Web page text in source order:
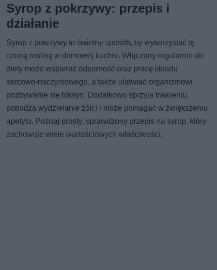
Syrop z pokrzywy: przepis i
działanie
Syrop z pokrzywy to świetny sposób, by wykorzystać tę
cenną roślinę w domowej kuchni. Włączany regularnie do
diety może wspierać odporność oraz pracę układu
sercowo-naczyniowego, a także ułatwiać organizmowi
pozbywanie się toksyn. Dodatkowo sprzyja trawieniu,
pobudza wydzielanie żółci i może pomagać w zwiększeniu
apetytu. Poznaj prosty, sprawdzony przepis na syrop, który
zachowuje wiele wartościowych właściwości.